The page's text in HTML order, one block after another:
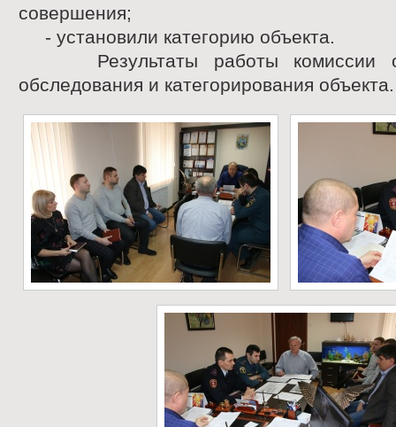
совершения;
- установили категорию объекта.
Результаты работы комиссии
обследования и категорирования объекта.